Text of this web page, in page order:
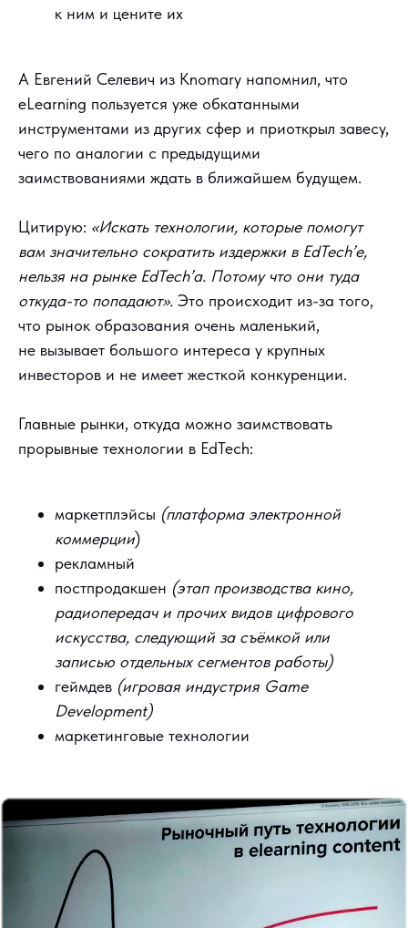
к ним и цените их
А Евгений Селевич из Knomary напомнил, что
eLearning пользуется уже обкатанными
инструментами из других сфер и приоткрыл завесу,
чего по аналогии с предыдущими
заимствованиями ждать в ближайшем будущем.
Цитирую: «Искать технологии, которые помогут
вам значительно сократить издержки в EdTech’е,
нельзя на рынке EdTech’а. Потому что они туда
откуда-то попадают». Это происходит из-за того,
что рынок образования очень маленький,
не вызывает большого интереса у крупных
инвесторов и не имеет жесткой конкуренции.
Главные рынки, откуда можно заимствовать
прорывные технологии в EdTech:
маркетплэйсы (платформа электронной
коммерции)
рекламный
постпродакшен (этап производства кино,
радиопередач и прочих видов цифрового
искусства, следующий за съёмкой или
записью отдельных сегментов работы)
геймдев (игровая индустрия Game
Development)
маркетинговые технологии